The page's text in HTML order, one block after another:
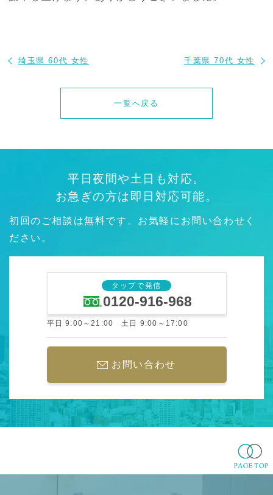
埼玉県 60代 女性
一覧へ戻る
千葉県 70代 女性
平日夜間や土日も対応。
お急ぎの方は即日対応可能。
初回のご相談は無料です。お気軽にお問い合わせく
ださい。
タップで発信
0120-916-968
平日 9:00～21:00 土日 9:00～17:00
お問い合わせ